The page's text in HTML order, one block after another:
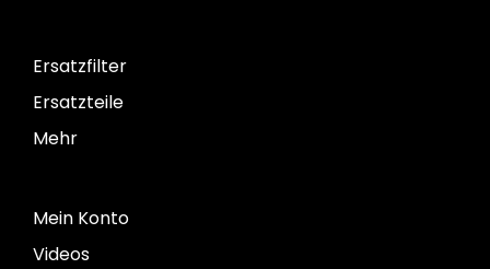
Ersatzfilter
Ersatzteile
Mehr
Mein Konto
Videos